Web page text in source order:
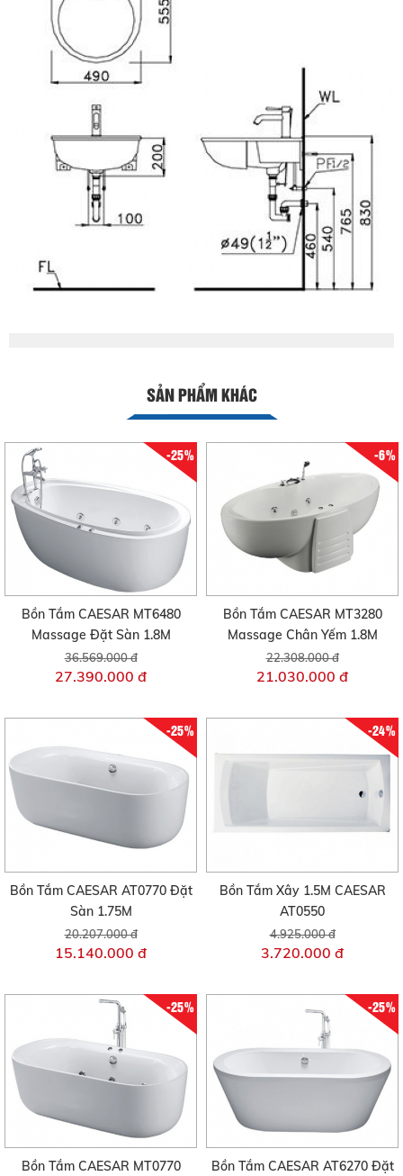
SẢN PHẨM KHÁC
-25%
Bồn Tắm CAESAR MT6480
Massage Đặt Sàn 1.8M
36.569.000 đ
27.390.000 đ
-6%
Bồn Tắm CAESAR MT3280
Massage Chân Yếm 1.8M
22.308.000 đ
21.030.000 đ
-25%
Bồn Tắm CAESAR AT0770 Đặt
Sàn 1.75M
20.207.000 đ
15.140.000 đ
-24%
Bồn Tắm Xây 1.5M CAESAR
AT0550
4.925.000 đ
3.720.000 đ
-25%
Bồn Tắm CAESAR MT0770
-25%
Bồn Tắm CAESAR AT6270 Đặt